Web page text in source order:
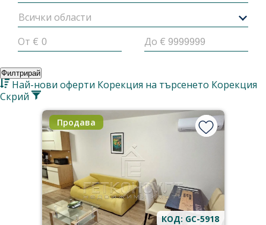
Всички области
От €
До €
Филтрирай
Най-нови оферти Корекция на търсенето Корекция
Скрий
Продава
КОД: GC-5918